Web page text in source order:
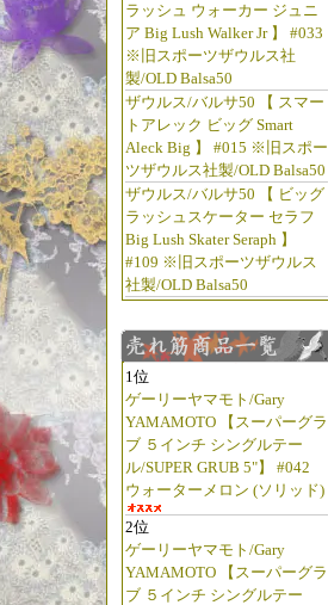
ラッシュ ウォーカー ジュニ
ア Big Lush Walker Jr 】 #033
※旧スポーツザウルス社
製/OLD Balsa50
ザウルス/バルサ50 【 スマー
トアレック ビッグ Smart
Aleck Big 】 #015 ※旧スポー
ツザウルス社製/OLD Balsa50
ザウルス/バルサ50 【 ビッグ
ラッシュスケーター セラフ
Big Lush Skater Seraph 】
#109 ※旧スポーツザウルス
社製/OLD Balsa50
1位
ゲーリーヤマモト/Gary
YAMAMOTO 【スーパーグラ
ブ ５インチ シングルテー
ル/SUPER GRUB 5"】 #042
ウォーターメロン (ソリッド)
2位
ゲーリーヤマモト/Gary
YAMAMOTO 【スーパーグラ
ブ ５インチ シングルテー